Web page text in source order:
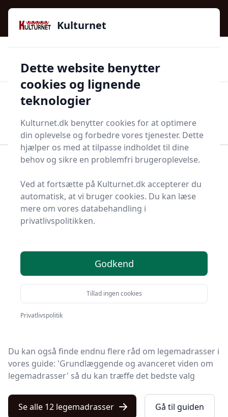
Kulturnet - Alt Det Gode I Livet | Din Kulturguide Siden
2016
97 kategorier 👍Kun godkendte butikker
Start søgning
Bolig og indretning
Soveværelse
Bedste legemadrasser -
top 12 valg
Velkommen til Kulturnet! Vi har gjort arbejdet for dig
og udvalgt 12 af de bedste legemadrasser på
markedet.
Blandt de 12 udvalgte produkter finder du både
skarpe tilbud, legemadras med gratis fragt og
Du kan også finde endnu flere råd om legemadrasser i
vores guide: 'Grundlæggende og avanceret viden om
legemadrasser' så du kan træffe det bedste valg
Se alle 12 legemadrasser Gå til guiden
Kulturnet
Dette website benytter
cookies og lignende
teknologier
Kulturnet.dk benytter cookies for at optimere
din oplevelse og forbedre vores tjenester. Dette
hjælper os med at tilpasse indholdet til dine
behov og sikre en problemfri brugeroplevelse.
Ved at fortsætte på Kulturnet.dk accepterer du
automatisk, at vi bruger cookies. Du kan læse
mere om vores databehandling i
privatlivspolitikken.
Godkend
Tillad ingen cookies
Privatlivspolitik